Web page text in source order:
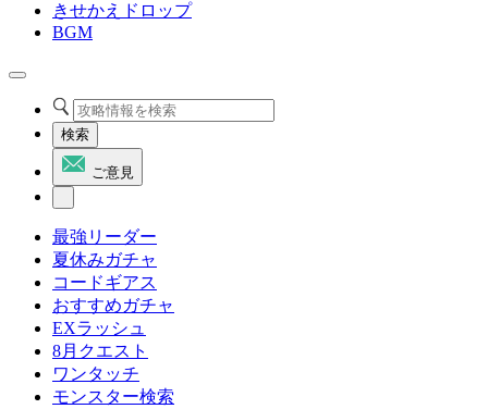
きせかえドロップ
BGM
検索
ご意見
最強リーダー
夏休みガチャ
コードギアス
おすすめガチャ
EXラッシュ
8月クエスト
ワンタッチ
モンスター検索